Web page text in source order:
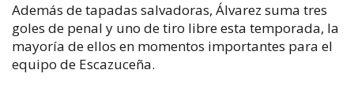
Además de tapadas salvadoras, Álvarez suma tres
goles de penal y uno de tiro libre esta temporada, la
mayoría de ellos en momentos importantes para el
equipo de Escazuceña.